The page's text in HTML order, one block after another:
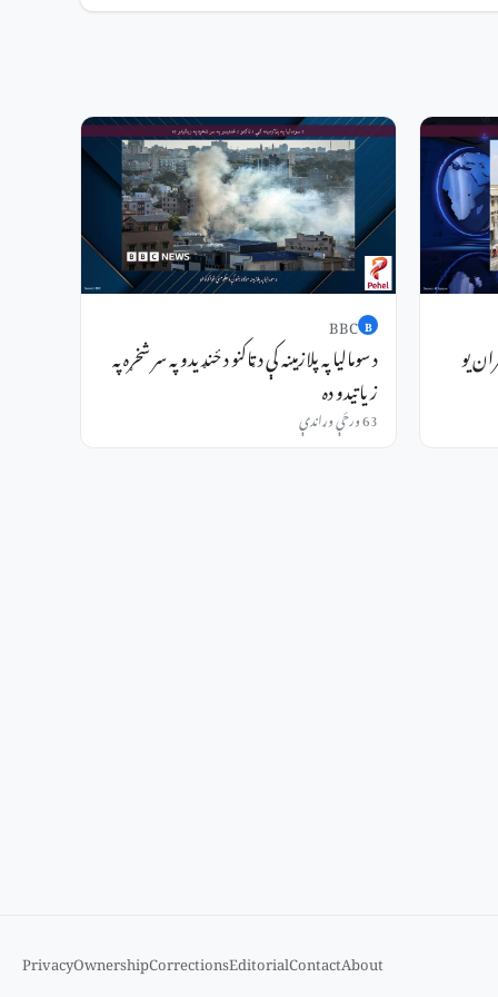
یو
B
BBC
د سومالیا په پلازمینه کې د ټاکنو د ځنډیدو په سر شخړه په
زیاتیدو ده
63 ورځې وړاندې
About
Contact
Editorial
Corrections
Ownership
Privacy